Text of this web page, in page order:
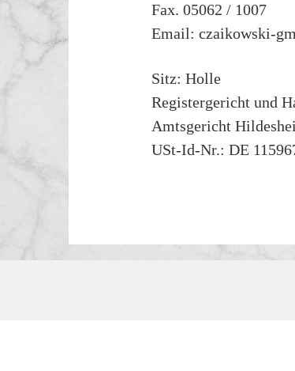
Fax. 05062 / 1007
Email: czaikowski-
Sitz: Holle
Registergericht und
Amtsgericht
USt-Id-Nr.: DE